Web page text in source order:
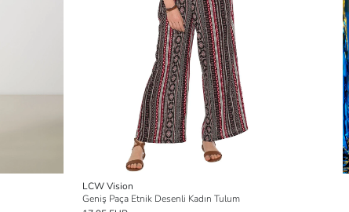
LCW Vision
Geniş Paça Etnik Desenli Kadın Tulum